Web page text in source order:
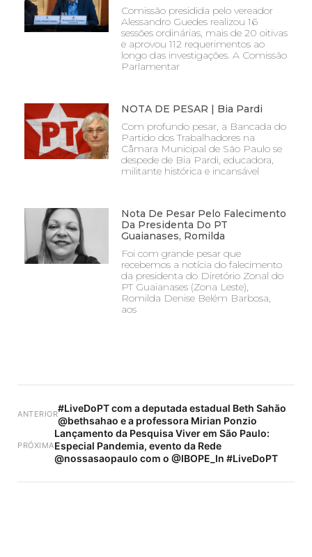
Comissão presidida pelo vereador
Alessandro Guedes realizou 16
sessões ordinárias, mais de 20 oitivas
e aprovou 112 requerimentos ao
longo das investigações. A Comissão
Parlamentar
NOTA DE PESAR | Bia Pardi
Com profundo pesar, a Bancada do
Partido dos Trabalhadores na
Câmara Municipal de São Paulo se
despede de Bia Pardi, educadora,
militante histórica e incansável
Nota De Pesar Pelo Falecimento
Da Presidenta Do PT
Guaianases, Romilda
Foi com grande pesar que
recebemos a notícia do falecimento
da presidenta do Diretório Zonal do
PT Guaianases (Zona Leste),
Romilda Denise Belém Barbosa,
aos
ANTERIOR#LiveDoPT com a deputada estadual Beth Sahão
@bethsahao e a professora Mirian Ponzio
PRÓXIMA
Lançamento da Pesquisa Viver em São Paulo:
Especial Pandemia, evento da Rede
@nossasaopaulo com o @IBOPE_In #LiveDoPT